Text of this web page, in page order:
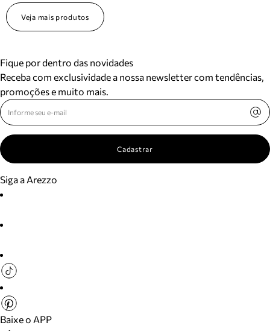
Veja mais produtos
Fique por dentro das novidades
Receba com exclusividade a nossa newsletter com tendências,
promoções e muito mais.
Cadastrar
Siga a Arezzo
Baixe o APP